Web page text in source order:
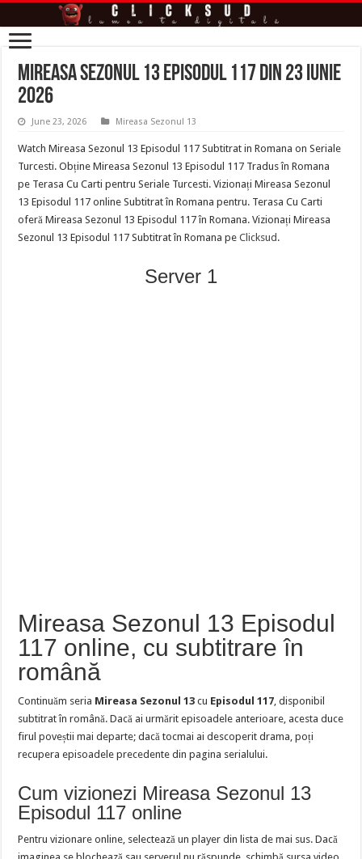
Mireasa Sezonul 13 Episodul 117 din 23 iunie
2026
June 23, 2026 Mireasa Sezonul 13
Watch Mireasa Sezonul 13 Episodul 117 Subtitrat in Romana on Seriale
Turcesti. Obține Mireasa Sezonul 13 Episodul 117 Tradus în Romana
pe Terasa Cu Carti pentru Seriale Turcesti. Vizionați Mireasa Sezonul
13 Episodul 117 online Subtitrat în Romana pentru. Terasa Cu Carti
oferă Mireasa Sezonul 13 Episodul 117 în Romana. Vizionați Mireasa
Sezonul 13 Episodul 117 Subtitrat în Romana peClicksud .
Server 1
Mireasa Sezonul 13 Episodul
117 online, cu subtitrare în
română
Continuăm seria Mireasa Sezonul 13 cu Episodul 117, disponibil
subtitrat în română. Dacă ai urmărit episoadele anterioare, acesta duce
firul poveștii mai departe; dacă tocmai ai descoperit drama, poți
recupera episoadele precedente din pagina serialului.
Cum vizionezi Mireasa Sezonul 13
Episodul 117 online
Pentru vizionare online, selectează un player din lista de mai sus. Dacă